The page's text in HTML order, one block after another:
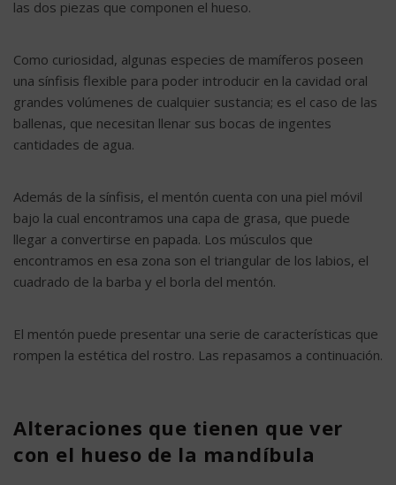
las dos piezas que componen el hueso.
Como curiosidad, algunas especies de mamíferos poseen
una sínfisis flexible para poder introducir en la cavidad oral
grandes volúmenes de cualquier sustancia; es el caso de las
ballenas, que necesitan llenar sus bocas de ingentes
cantidades de agua.
Además de la sínfisis, el mentón cuenta con una piel móvil
bajo la cual encontramos una capa de grasa, que puede
llegar a convertirse en papada. Los músculos que
encontramos en esa zona son el triangular de los labios, el
cuadrado de la barba y el borla del mentón.
El mentón puede presentar una serie de características que
rompen la estética del rostro. Las repasamos a continuación.
Alteraciones que tienen que ver
con el hueso de la mandíbula